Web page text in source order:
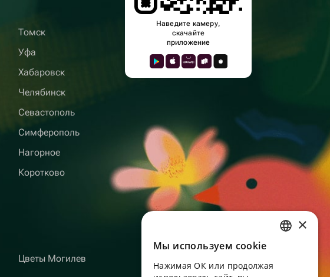
Томск
Уфа
Хабаровск
Челябинск
Севастополь
Симферополь
Нагорное
Коротково
Цветы Могилев
Наведите камеру,
скачайте
приложение
ENGLISH
×
Мы используем сookie
Нажимая ОК или продолжая